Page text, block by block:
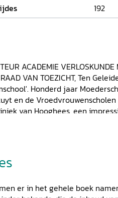
192
ACADEMIE
VAN TOEZICHT, Ten
Honderd jaar
en de Vroedvrouwenscholen
van Hooghees, een
naar verloskundige Van enkel
VAN DIJK, Biografieën
er in het gehele boek